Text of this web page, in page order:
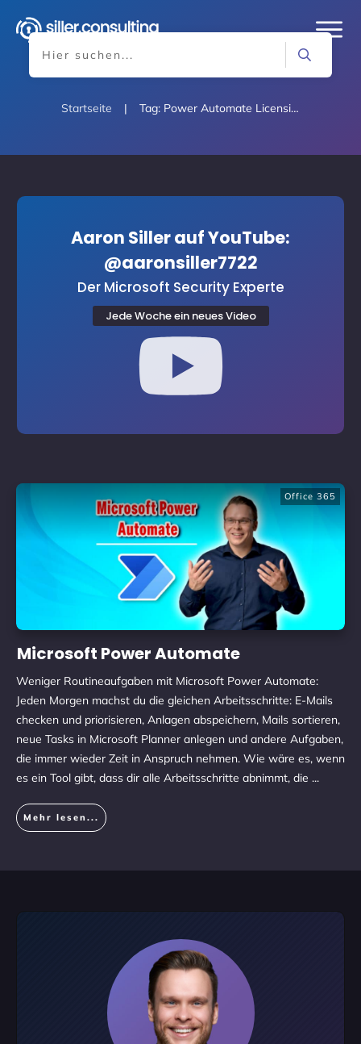
Startseite | Tag: Power Automate Licensing
Aaron Siller auf YouTube:
@aaronsiller7722
Der Microsoft Security Experte
Jede Woche ein neues Video
Office 365
Microsoft Power Automate
Weniger Routineaufgaben mit Microsoft Power Automate:
Jeden Morgen machst du die gleichen Arbeitsschritte: E-Mails
checken und priorisieren, Anlagen abspeichern, Mails sortieren,
neue Tasks in Microsoft Planner anlegen und andere Aufgaben,
die immer wieder Zeit in Anspruch nehmen. Wie wäre es, wenn
es ein Tool gibt, dass dir alle Arbeitsschritte abnimmt, die ...
Mehr lesen...